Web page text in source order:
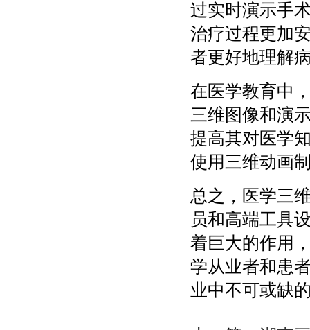
过实时演示手
治疗过程更加
者更好地理解
在医学教育中
三维图像和演
提高其对医学
使用三维动画
总之，医学三
员和高端工具
着巨大的作用
学从业者和患
业中不可或缺